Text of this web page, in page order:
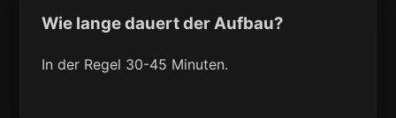
Wie lange dauert der Aufbau?
In der Regel 30-45 Minuten.